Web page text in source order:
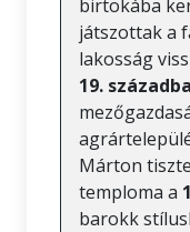
birtokába
játszottak a
lakosság
19.
Márton
temploma a
barokk